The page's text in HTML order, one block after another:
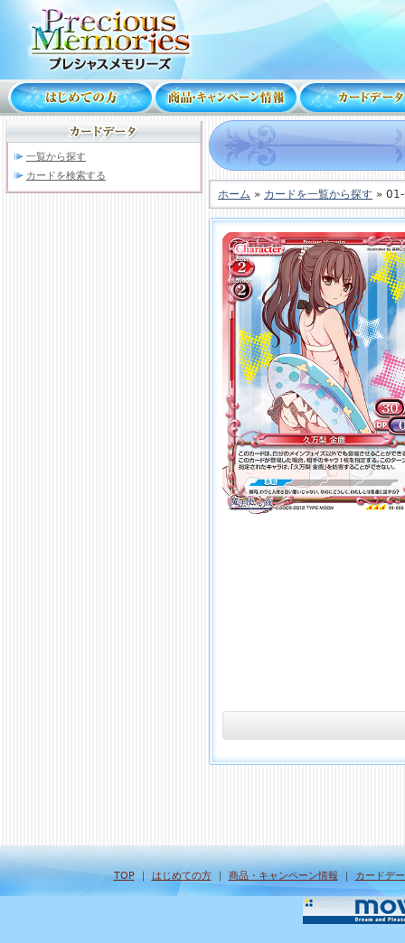
一覧から探す
カードを検索する
ホーム » カードを一覧から探す »
TOP｜ はじめての方｜ 商品・キャンペーン情報 ｜ カードデ